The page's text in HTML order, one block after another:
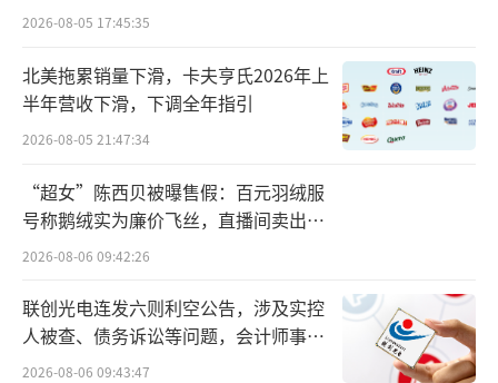
2026-08-05 17:45:35
北美拖累销量下滑，卡夫亨氏2026年上
半年营收下滑，下调全年指引
2026-08-05 21:47:34
“超女”陈西贝被曝售假：百元羽绒服
号称鹅绒实为廉价飞丝，直播间卖出超
百万元
2026-08-06 09:42:26
联创光电连发六则利空公告，涉及实控
人被查、债务诉讼等问题，会计师事务
所曾出具“保留意见”
2026-08-06 09:43:47